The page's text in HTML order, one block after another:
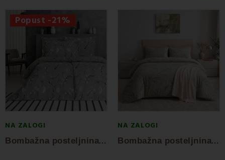
Popust -21%
NA ZALOGI
B
ombažna posteljnina Marco EMI
NA ZALOGI
B
ombažna posteljnina Arden EMI